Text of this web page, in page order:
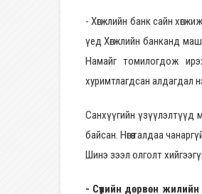
- Хөгжлийн банк сайн
үед Хөгжлийн банканд
Намайг томилогдож
хуримтлагдсан алдагдал
Санхүүгийн үзүүлэлтүүд
байсан. Нөгөө талдаа
Шинэ зээл олголт
- Сүүлийн дөрвөн